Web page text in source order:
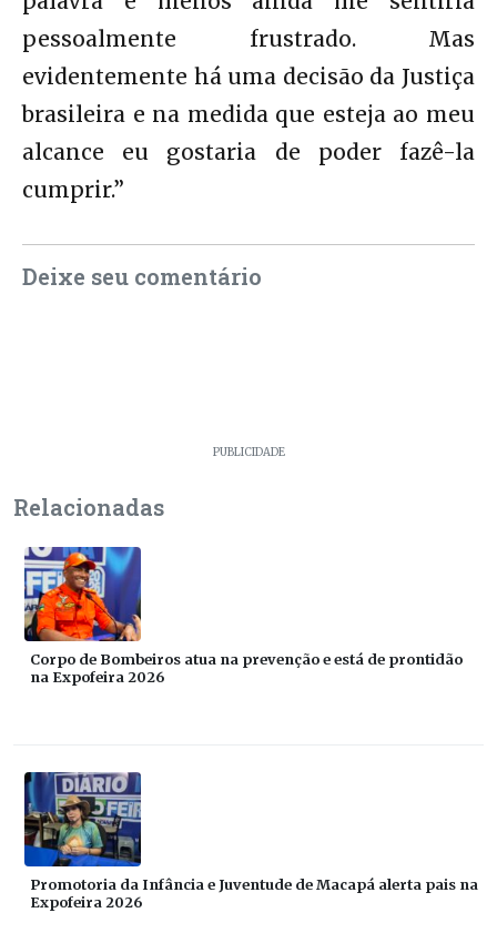
pessoalmente frustrado. Mas
evidentemente há uma decisão da Justiça
brasileira e na medida que esteja ao meu
alcance eu gostaria de poder fazê-la
cumprir.”
Deixe seu comentário
PUBLICIDADE
Relacionadas
Corpo de Bombeiros atua na prevenção e está de prontidão
na Expofeira 2026
Promotoria da Infância e Juventude de Macapá alerta pais na
Expofeira 2026